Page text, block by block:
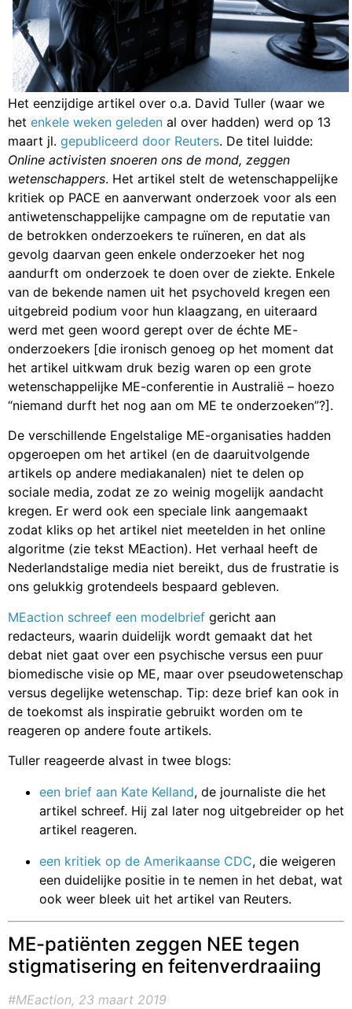
Het eenzijdige artikel over o.a. David Tuller (waar we
het enkele weken geleden al over hadden) werd op 13
maart jl. gepubliceerd door Reuters. De titel luidde:
Online activisten snoeren ons de mond, zeggen
wetenschappers. Het artikel stelt de wetenschappelijke
kritiek op PACE en aanverwant onderzoek voor als een
antiwetenschappelijke campagne om de reputatie van
de betrokken onderzoekers te ruïneren, en dat als
gevolg daarvan geen enkele onderzoeker het nog
aandurft om onderzoek te doen over de ziekte. Enkele
van de bekende namen uit het psychoveld kregen een
uitgebreid podium voor hun klaagzang, en uiteraard
werd met geen woord gerept over de échte ME-
onderzoekers [die ironisch genoeg op het moment dat
het artikel uitkwam druk bezig waren op een grote
wetenschappelijke ME-conferentie in Australië – hoezo
“niemand durft het nog aan om ME te onderzoeken”?].
De verschillende Engelstalige ME-organisaties hadden
opgeroepen om het artikel (en de daaruitvolgende
artikels op andere mediakanalen) niet te delen op
sociale media, zodat ze zo weinig mogelijk aandacht
kregen. Er werd ook een speciale link aangemaakt
zodat kliks op het artikel niet meetelden in het online
algoritme (zie tekst MEaction). Het verhaal heeft de
Nederlandstalige media niet bereikt, dus de frustratie is
ons gelukkig grotendeels bespaard gebleven.
MEaction schreef een modelbrief gericht aan
redacteurs, waarin duidelijk wordt gemaakt dat het
debat niet gaat over een psychische versus een puur
biomedische visie op ME, maar over pseudowetenschap
versus degelijke wetenschap. Tip: deze brief kan ook in
de toekomst als inspiratie gebruikt worden om te
reageren op andere foute artikels.
Tuller reageerde alvast in twee blogs:
een brief aan Kate Kelland, de journaliste die het
artikel schreef. Hij zal later nog uitgebreider op het
artikel reageren.
een kritiek op de Amerikaanse CDC, die weigeren
een duidelijke positie in te nemen in het debat, wat
ook weer bleek uit het artikel van Reuters.
ME-patiënten zeggen NEE tegen
stigmatisering en feitenverdraaiing
#MEaction, 23 maart 2019